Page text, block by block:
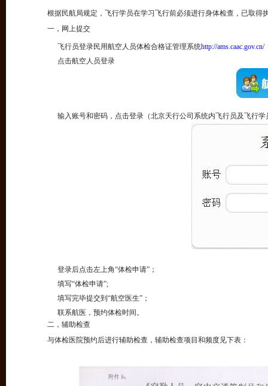
根据民航局规定，飞行学员在学习飞行前必须进行身体检查，已取
一，网上提交
飞行员登录民用航空人员体检合格证管理系统http://ams.caac.gov.cn/
点击航空人员登录
输入账号和密码，点击登录（北京天行公司系统内飞行员及飞行
登录后点击左上角“体检申请”；
填写“体检申请”;
填写完毕提交到“航空医生”；
联系航医，预约体检时间。
二，辅助检查
与体检医院预约后进行辅助检查，辅助检查项目和频度见下表：